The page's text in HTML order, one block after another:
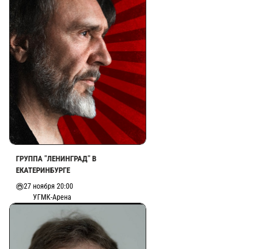
ГРУППА "ЛЕНИНГРАД" В
ЕКАТЕРИНБУРГЕ
27 ноября 20:00
УГМК-Арена